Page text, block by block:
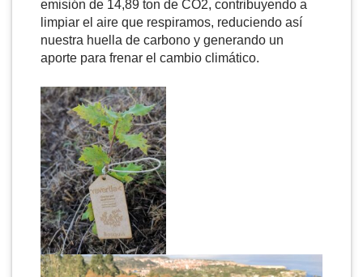
emisión de 14,89 ton de CO2, contribuyendo a
limpiar el aire que respiramos, reduciendo así
nuestra huella de carbono y generando un
aporte para frenar el cambio climático.